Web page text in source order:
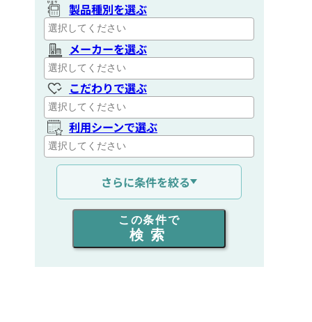
製品種別を選ぶ
メーカーを選ぶ
こだわりで選ぶ
利用シーンで選ぶ
通信距離を選ぶ
出力を選ぶ
同時通話人数を選ぶ
さらに条件を絞る
この条件で
検索